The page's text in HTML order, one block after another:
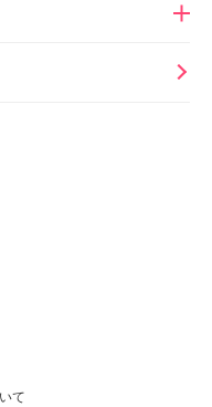
て